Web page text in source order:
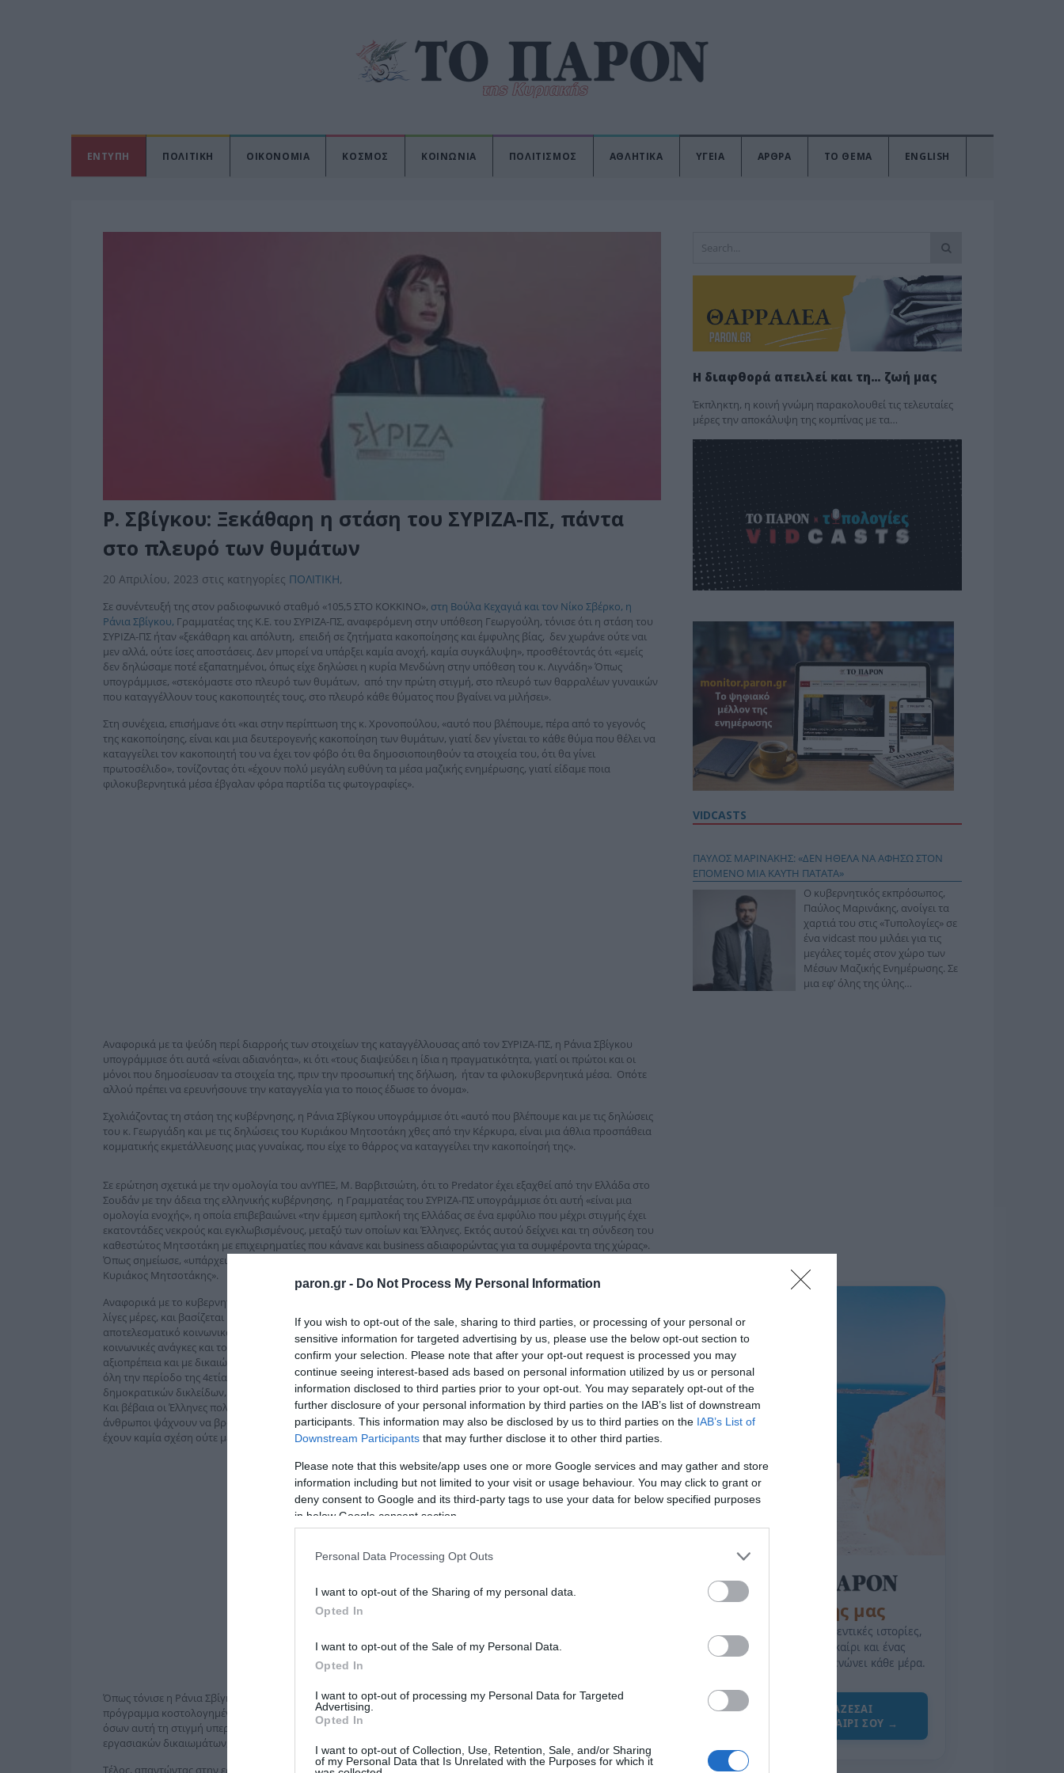
paron.gr - Do Not Process My Personal Information
If you wish to opt-out of the sale, sharing to third parties, or processing of your personal or
sensitive information for targeted advertising by us, please use the below opt-out section to
confirm your selection. Please note that after your opt-out request is processed you may
continue seeing interest-based ads based on personal information utilized by us or personal
information disclosed to third parties prior to your opt-out. You may separately opt-out of the
further disclosure of your personal information by third parties on the IAB’s list of downstream
participants. This information may also be disclosed by us to third parties on the IAB’s List of
Downstream Participants that may further disclose it to other third parties.
Please note that this website/app uses one or more Google services and may gather and store
information including but not limited to your visit or usage behaviour. You may click to grant or
deny consent to Google and its third-party tags to use your data for below specified purposes
in below Google consent section.
Personal Data Processing Opt Outs
I want to opt-out of the Sharing of my personal data.
Opted In
I want to opt-out of the Sale of my Personal Data.
Opted In
I want to opt-out of processing my Personal Data for Targeted
Advertising.
Opted In
I want to opt-out of Collection, Use, Retention, Sale, and/or Sharing
of my Personal Data that Is Unrelated with the Purposes for which it
ΕΝΤΥΠΗ ΠΟΛΙΤΙΚΗ ΟΙΚΟΝΟΜΙΑ ΚΟΣΜΟΣ ΚΟΙΝΩΝΙΑ ΠΟΛΙΤΙΣΜΟΣ ΑΘΛΗΤΙΚΑ ΥΓΕΙΑ ΑΡΘΡΑ ΤΟ ΘΕΜΑ ENGLISH
Ρ. Σβίγκου: Ξεκάθαρη η στάση του ΣΥΡΙΖΑ-ΠΣ, πάντα
στο πλευρό των θυμάτων
20 Απριλίου, 2023 στις κατηγορίες ΠΟΛΙΤΙΚΗ,
Σε συνέντευξή της στον ραδιοφωνικό σταθμό «105,5 ΣΤΟ ΚΟΚΚΙΝΟ», στη Βούλα Κεχαγιά και τον Νίκο Σβέρκο, η
Ράνια Σβίγκου, Γραμματέας της Κ.Ε. του ΣΥΡΙΖΑ-ΠΣ, αναφερόμενη στην υπόθεση Γεωργούλη, τόνισε ότι η στάση του
ΣΥΡΙΖΑ-ΠΣ ήταν «ξεκάθαρη και απόλυτη, επειδή σε ζητήματα κακοποίησης και έμφυλης βίας, δεν χωράνε ούτε ναι
μεν αλλά, ούτε ίσες αποστάσεις. Δεν μπορεί να υπάρξει καμία ανοχή, καμία συγκάλυψη», προσθέτοντάς ότι «εμείς
δεν δηλώσαμε ποτέ εξαπατημένοι, όπως είχε δηλώσει η κυρία Μενδώνη στην υπόθεση του κ. Λιγνάδη» Όπως
υπογράμμισε, «στεκόμαστε στο πλευρό των θυμάτων, από την πρώτη στιγμή, στο πλευρό των θαρραλέων γυναικών
που καταγγέλλουν τους κακοποιητές τους, στο πλευρό κάθε θύματος που βγαίνει να μιλήσει».
Στη συνέχεια, επισήμανε ότι «και στην περίπτωση της κ. Χρονοπούλου, «αυτό που βλέπουμε, πέρα από το γεγονός
της κακοποίησης, είναι και μια δευτερογενής κακοποίηση των θυμάτων, γιατί δεν γίνεται το κάθε θύμα που θέλει να
καταγγείλει τον κακοποιητή του να έχει τον φόβο ότι θα δημοσιοποιηθούν τα στοιχεία του, ότι θα γίνει
πρωτοσέλιδο», τονίζοντας ότι «έχουν πολύ μεγάλη ευθύνη τα μέσα μαζικής ενημέρωσης, γιατί είδαμε ποια
φιλοκυβερνητικά μέσα έβγαλαν φόρα παρτίδα τις φωτογραφίες».
Αναφορικά με τα ψεύδη περί διαρροής των στοιχείων της καταγγέλλουσας από τον ΣΥΡΙΖΑ-ΠΣ, η Ράνια Σβίγκου
υπογράμμισε ότι αυτά «είναι αδιανόητα», κι ότι «τους διαψεύδει η ίδια η πραγματικότητα, γιατί οι πρώτοι και οι
μόνοι που δημοσίευσαν τα στοιχεία της, πριν την προσωπική της δήλωση, ήταν τα φιλοκυβερνητικά μέσα. Οπότε
αλλού πρέπει να ερευνήσουνε την καταγγελία για το ποιος έδωσε το όνομα».
Σχολιάζοντας τη στάση της κυβέρνησης, η Ράνια Σβίγκου υπογράμμισε ότι «αυτό που βλέπουμε και με τις δηλώσεις
του κ. Γεωργιάδη και με τις δηλώσεις του Κυριάκου Μητσοτάκη χθες από την Κέρκυρα, είναι μια άθλια προσπάθεια
κομματικής εκμετάλλευσης μιας γυναίκας, που είχε το θάρρος να καταγγείλει την κακοποίησή της».
Σε ερώτηση σχετικά με την ομολογία του ανΥΠΕΞ, Μ. Βαρβιτσιώτη, ότι το Predator έχει εξαχθεί από την Ελλάδα στο
Σουδάν με την άδεια της ελληνικής κυβέρνησης, η Γραμματέας του ΣΥΡΙΖΑ-ΠΣ υπογράμμισε ότι αυτή «είναι μια
ομολογία ενοχής», η οποία επιβεβαιώνει «την έμμεση εμπλοκή της Ελλάδας σε ένα εμφύλιο που μέχρι στιγμής έχει
εκατοντάδες νεκρούς και εγκλωβισμένους, μεταξύ των οποίων και Έλληνες. Εκτός αυτού δείχνει και τη σύνδεση του
καθεστώτος Μητσοτάκη με επιχειρηματίες που κάνανε και business αδιαφορώντας για τα συμφέροντα της χώρας».
Όπως σημείωσε, «υπάρχει ένα καθεστώς παρακολουθήσεων, ενορχηστρωτής και εγκέφαλος του οποίου είναι ο
Κυριάκος Μητσοτάκης».
Αναφορικά με το κυβερνητικό πρόγραμμα του ΣΥΡΙΖΑ-ΠΣ, η Ράνια Σβίγκου σημείωσε ότι «θα δημοσιοποιηθεί σε
λίγες μέρες, και βασίζεται στο τετράπτυχο αύξηση των μισθών, μείωση των τιμών, ρύθμιση των χρεών, ισχυρό και
αποτελεσματικό κοινωνικό κράτος. Πάνω σε αυτό, αναπτύσσεται η πρότασή μας η οποία έχει στο επίκεντρό της τις
κοινωνικές ανάγκες και το σύνθημα δικαιοσύνη παντού. Γιατί θεωρούμε ότι οι πολίτες αξίζουν να ζούνε με
αξιοπρέπεια και με δικαιώματα, κι ότι η δημοκρατία και οι θεσμοί πρέπει να αποκατασταθούν. Γιατί αυτό που είδαμε
όλη την περίοδο της 4ετίας αναφορικά με τον αυταρχισμό της κυβέρνησης, με την παραβίαση σοβαρότατων
δημοκρατικών δικλείδων, όπως στην περίπτωση των υποκλοπών, ήταν πραγματικά ανήκουστο στη μεταπολίτευση.
Και βέβαια οι Έλληνες πολίτες, και ιδιαίτερα η νέα γενιά, θέλουν ελπίδα και προοπτική. Γιατί σήμερα οι νέοι
άνθρωποι ψάχνουν να βρούνε διέξοδο και να φύγουνε από τη χώρα μας, ή ζούνε στη χώρα μας με μισθούς που δεν
έχουν καμία σχέση ούτε με τα προσόντα τους, αλλά ούτε με τις ανάγκες μιας αξιοπρεπούς διαβίωσης».
Όπως τόνισε η Ράνια Σβίγκου, «για να μπορέσουν να υλοποιηθούν όλα αυτά, χρειάζεται ένα απολύτως εφαρμόσιμο
πρόγραμμα κοστολογημένο, ρεαλιστικό, το οποίο είναι ριζοσπαστικό με την έννοια ότι έρχεται στον αντίποδα όλων
όσων αυτή τη στιγμή υπερασπίζεται ο Κυριάκος Μητσοτάκης. Δηλαδή την αισχροκέρδεια, τη διάλυση των
εργασιακών δικαιωμάτων, την αύξηση των ανισοτήτων».
Τέλος, απαντώντας στην ερώτηση περί συγκρότησης κυβέρνησης, αν ο ΣΥΡΙΖΑ-ΠΣ έρθει δεύτερος στις εκλογές, η
Η διαφθορά απειλεί και τη… ζωή μας
Έκπληκτη, η κοινή γνώμη παρακολουθεί τις τελευταίες
μέρες την αποκάλυψη της κο­μπίνας με τα…
VIDCASTS
ΠΑΥΛΟΣ ΜΑΡΙΝΑΚΗΣ: «ΔΕΝ ΗΘΕΛΑ ΝΑ ΑΦΗΣΩ ΣΤΟΝ
ΕΠΟΜΕΝΟ ΜΙΑ ΚΑΥΤΗ ΠΑΤΑΤΑ»
Ο κυβερνητικός εκπρόσωπος,
Παύλος Μαρινάκης, ανοίγει τα
χαρτιά του στις «Τυπολογίες» σε
ένα vidcast που μιλάει για τις
μεγάλες τομές στον χώρο των
Μέσων Μαζικής Ενημέρωσης. Σε
μια εφ’ όλης της ύλης
της Ζωής μας
Οι άνθρωποι, οι αυθεντικές ιστορίες,
το ελληνικό καλοκαίρι και ένας
πολιτισμός που μας ενώνει κάθε μέρα.
ΌΣΑ ΧΡΕΙΆΖΕΣΑΙ
ΓΙΑ ΤΟ ΚΑΛΟΚΑΊΡΙ ΣΟΥ →